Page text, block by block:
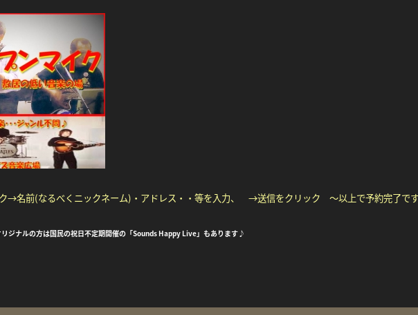
→名前(なるべくニックネーム)・アドレス・・等を入力、 →送信をクリック ～以上で予約完了です
ジナルの方は国民の祝日不定期開催の「Sounds Happy Live」もあります♪